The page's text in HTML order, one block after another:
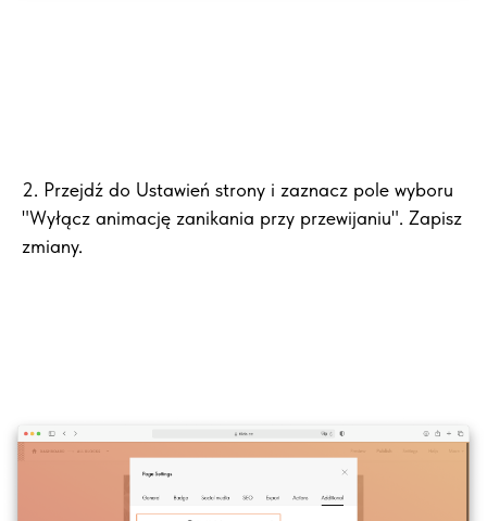
2. Przejdź do Ustawień strony i zaznacz pole wyboru
"Wyłącz animację zanikania przy przewijaniu". Zapisz
zmiany.